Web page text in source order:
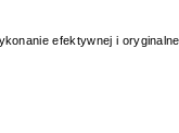
efektywnej i